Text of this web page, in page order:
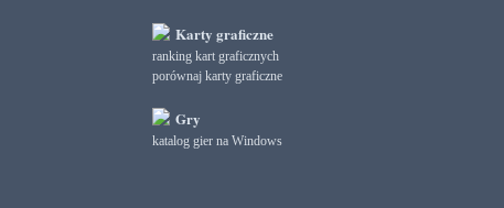
Karty graficzne
ranking kart graficznych
porównaj karty graficzne
Gry
katalog gier na Windows